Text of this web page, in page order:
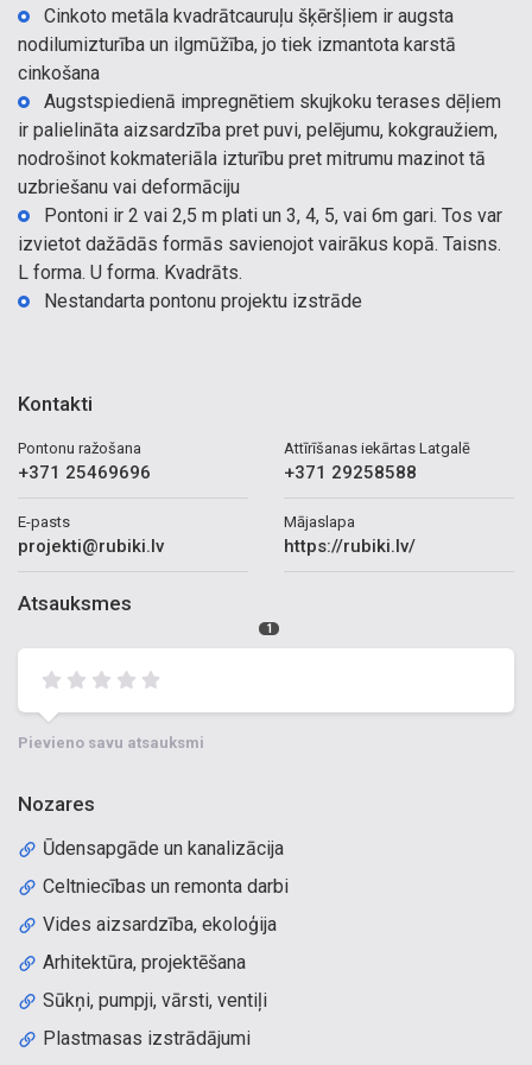
Cinkoto metāla kvadrātcauruļu šķēršļiem ir augsta
nodilumizturība un ilgmūžība, jo tiek izmantota karstā
cinkošana
Augstspiedienā impregnētiem skujkoku terases dēļiem
ir palielināta aizsardzība pret puvi, pelējumu, kokgraužiem,
nodrošinot kokmateriāla izturību pret mitrumu mazinot tā
uzbriešanu vai deformāciju
Pontoni ir 2 vai 2,5 m plati un 3, 4, 5, vai 6m gari. Tos var
izvietot dažādās formās savienojot vairākus kopā. Taisns.
L forma. U forma. Kvadrāts.
Nestandarta pontonu projektu izstrāde
Kontakti
Pontonu ražošana
+371 25469696
E-pasts
projekti@rubiki.lv
Attīrīšanas iekārtas Latgalē
+371 29258588
Mājaslapa
https://rubiki.lv/
Atsauksmes
1
Pievieno savu atsauksmi
Nozares
Ūdensapgāde un kanalizācija
Celtniecības un remonta darbi
Vides aizsardzība, ekoloģija
Arhitektūra, projektēšana
Sūkņi, pumpji, vārsti, ventiļi
Plastmasas izstrādājumi